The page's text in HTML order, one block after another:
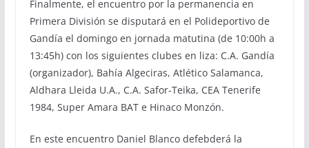
Finalmente, el encuentro por la permanencia en
Primera División se disputará en el Polideportivo de
Gandía el domingo en jornada matutina (de 10:00h a
13:45h) con los siguientes clubes en liza: C.A. Gandía
(organizador), Bahía Algeciras, Atlético Salamanca,
Aldhara Lleida U.A., C.A. Safor-Teika, CEA Tenerife
1984, Super Amara BAT e Hinaco Monzón.
En este encuentro Daniel Blanco defebderá la